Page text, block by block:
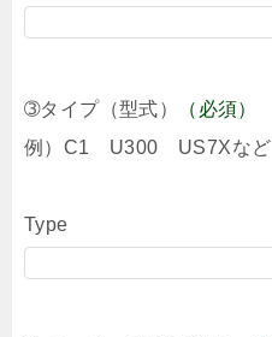
➂タイプ（型式）
（必須）
例）C1 U300 US7Xなど
Type